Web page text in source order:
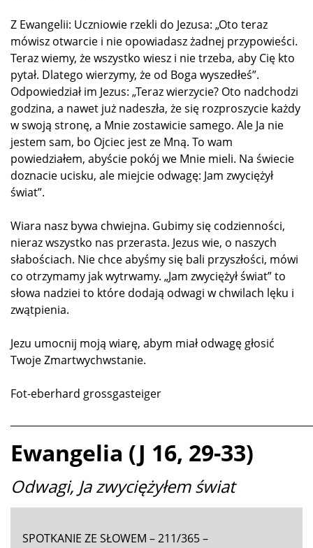
Z Ewangelii: Uczniowie rzekli do Jezusa: „Oto teraz
mówisz otwarcie i nie opowiadasz żadnej przypowieści.
Teraz wiemy, że wszystko wiesz i nie trzeba, aby Cię kto
pytał. Dlatego wierzymy, że od Boga wyszedłeś”.
Odpowiedział im Jezus: „Teraz wierzycie? Oto nadchodzi
godzina, a nawet już nadeszła, że się rozproszycie każdy
w swoją stronę, a Mnie zostawicie samego. Ale Ja nie
jestem sam, bo Ojciec jest ze Mną. To wam
powiedziałem, abyście pokój we Mnie mieli. Na świecie
doznacie ucisku, ale miejcie odwagę: Jam zwyciężył
świat”.
Wiara nasz bywa chwiejna. Gubimy się codzienności,
nieraz wszystko nas przerasta. Jezus wie, o naszych
słabościach. Nie chce abyśmy się bali przyszłości, mówi
co otrzymamy jak wytrwamy. „Jam zwyciężył świat” to
słowa nadziei to które dodają odwagi w chwilach lęku i
zwątpienia.
Jezu umocnij moją wiarę, abym miał odwagę głosić
Twoje Zmartwychwstanie.
Fot-eberhard grossgasteiger
Ewangelia (J 16, 29-33)
Odwagi, Ja zwyciężyłem świat
SPOTKANIE ZE SŁOWEM – 211/365 –